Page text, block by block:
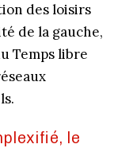
des loisirs
de la gauche,
Temps libre
le